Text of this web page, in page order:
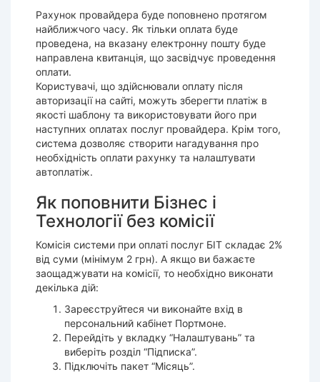
Рахунок провайдера буде поповнено протягом
найближчого часу. Як тільки оплата буде
проведена, на вказану електронну пошту буде
направлена квитанція, що засвідчує проведення
оплати.
Користувачі, що здійснювали оплату після
авторизації на сайті, можуть зберегти платіж в
якості шаблону та використовувати його при
наступних оплатах послуг провайдера. Крім того,
система дозволяє створити нагадування про
необхідність оплати рахунку та налаштувати
автоплатіж.
Як поповнити Бізнес і
Технології без комісії
Комісія системи при оплаті послуг БІТ складає 2%
від суми (мінімум 2 грн). А якщо ви бажаєте
заощаджувати на комісії, то необхідно виконати
декілька дій:
Зареєструйтеся чи виконайте вхід в
персональний кабінет Портмоне.
Перейдіть у вкладку “Налаштувань” та
виберіть розділ “Підписка”.
Підключіть пакет “Місяць”.